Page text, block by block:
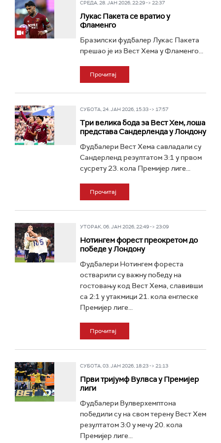
СРЕДА, 28. ЈАН 2026, 22:29 -> 22:37
Лукас Пакета се вратио у
Фламенго
Бразилски фудбалер Лукас Пакета
прешао је из Вест Хема у Фламенго...
Прочитај
СУБОТА, 24. ЈАН 2026, 15:33 -> 17:57
Три велика бода за Вест Хем, лоша
представа Сандерленда у Лондону
Фудбалери Вест Хема савладали су
Сандерленд резултатом 3:1 у првом
сусрету 23. кола Премијер лиге...
Прочитај
УТОРАК, 06. ЈАН 2026, 22:49 -> 23:09
Нотингем форест преокретом до
победе у Лондону
Фудбалери Нотингем фореста
остварили су важну победу на
гостовању код Вест Хема, славивши
са 2:1 у утакмици 21. кола енглеске
Премијер лиге...
Прочитај
СУБОТА, 03. ЈАН 2026, 18:23 -> 21:13
Први тријумф Вулвса у Премијер
лиги
Фудбалери Вулверхемптона
победили су на свом терену Вест Хем
резултатом 3:0 у мечу 20. кола
Премијер лиге...